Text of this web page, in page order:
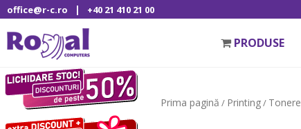
office@r-c.ro | +40 21 410 21 00
PRODUSE
Prima pagină / Printing/ Tonere